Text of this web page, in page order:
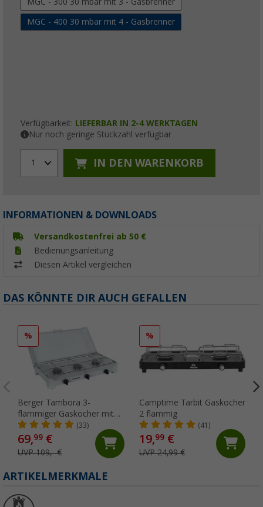
MGC - 400 30 mbar mit 4 - Gasbrenner
Verfügbarkeit: LIEFERBAR IN 2-4 WERKTAGEN
Nur noch geringe Stückzahl verfügbar
1 IN DEN WARENKORB
INFORMATIONEN & DOWNLOADS
Versandkostenfrei ab 50 €
Bedienungsanleitung
Diesen Artikel vergleichen
DAS KÖNNTE DIR AUCH GEFALLEN
%
Berger Tambora 3-
flammiger Gaskocher mit
Zündsicherung (33)
69,99 €
UVP 109,- €
%
Camptime Tarbit Gaskocher
2 flammig
(41)
19,99€
UVP 24,99 €
ARTIKELMERKMALE